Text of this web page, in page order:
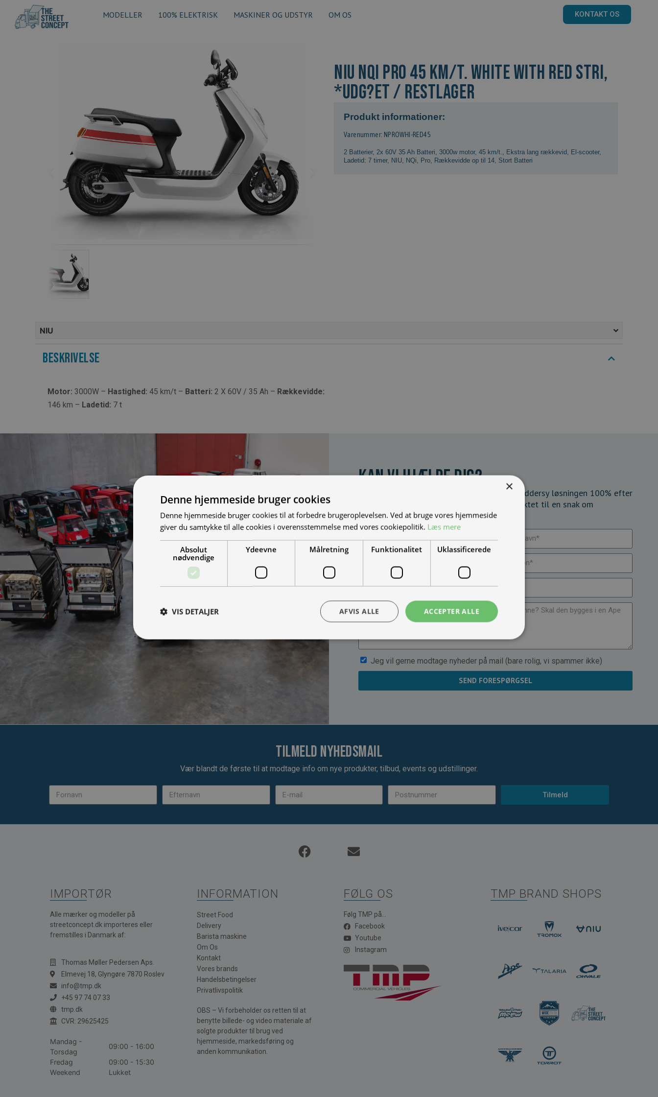
MODELLER 100% ELEKTRISK MASKINER OG UDSTYR OM OS KONTAKT OS
NIU NQi Pro 45 km/t. White with red stri,
*Udg?et / Restlager
Produkt informationer:
Varenummer: NPROWHI-RED45
2 Batterier, 2x 60V 35 Ah Batteri 3000w motor, 45 km/t. Ekstra lang rækkevid El-scooter,
Ladetid: 7 timer, NIU NQi Pro Rækkevidde op til 14 Stort Batteri
NIU
Beskrivelse
Motor: 3000W – Hastighed: 45 km/t – Batteri: 2 X 60V / 35 Ah – Rækkevidde:
146 km – Ladetid: 7 t
Kan vi hjælpe dig?
Vi bygger vognene på bestilling og kan skræddersy løsningen 100% efter
dine behov. Udfyld formularen og bliv kontaktet til en snak om
muligheder, priser mm.
Jeg vil gerne modtage nyheder på mail (bare rolig, vi spammer ikke)
SEND FORESPØRGSEL
Tilmeld nyhedsmail
Vær blandt de første til at modtage info om nye produkter, tilbud, events og udstillinger.
Tilmeld
IMPORTØR
Alle mærker og modeller på
streetconcept.dk importeres eller
fremstilles i Danmark af:
Thomas Møller Pedersen Aps.
Elmevej 18, Glyngøre 7870 Roslev
info@tmp.dk
+45 97 74 07 33
tmp.dk
CVR: 29625425
Mandag -
Torsdag
09:00 - 16:00
Fredag
09:00 - 15:30
Weekend
Lukket
INFORMATION
Street Food
Delivery
Barista maskine
Om Os
Kontakt
Vores brands
Handelsbetingelser
Privatlivspolitik
OBS – Vi forbeholder os retten til at
benytte billede- og video materiale af
solgte produkter til brug ved
hjemmeside, markedsføring og
anden kommunikation.
FØLG OS
Følg TMP på...
Facebook
Youtube
Instagram
TMP BRAND SHOPS
×
Denne hjemmeside bruger cookies
Denne hjemmeside bruger cookies til at forbedre brugeroplevelsen. Ved at bruge vores hjemmeside
giver du samtykke til alle cookies i overensstemmelse med vores cookiepolitik. Læs mere
Absolut
nødvendige
Ydeevne Målretning Funktionalitet Uklassificerede
ACCEPTER ALLE
AFVIS ALLE
VIS DETALJER